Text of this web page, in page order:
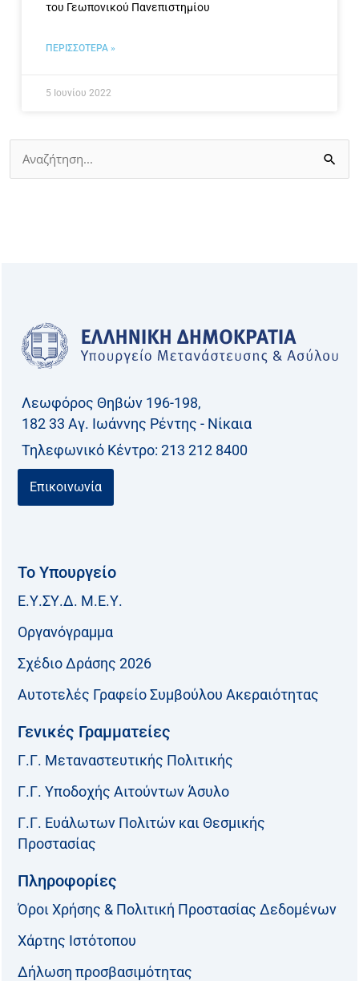
του Γεωπονικού Πανεπιστημίου
ΠΕΡΙΣΣΟΤΕΡΑ »
5 Ιουνίου 2022
Αναζήτηση
για:
Λεωφόρος Θηβών 196-198,
182 33 Aγ. Ιωάννης Ρέντης - Νίκαια
Τηλεφωνικό Kέντρο: 213 212 8400
Επικοινωνία
Το Υπουργείο
Ε.Υ.ΣΥ.Δ. Μ.Ε.Υ.
Οργανόγραμμα
Σχέδιο Δράσης 2026
Αυτοτελές Γραφείο Συμβούλου Ακεραιότητας
Γενικές Γραμματείες
Γ.Γ. Μεταναστευτικής Πολιτικής
Γ.Γ. Υποδοχής Αιτούντων Άσυλο
Γ.Γ. Ευάλωτων Πολιτών και Θεσμικής
Προστασίας
Πληροφορίες
Όροι Χρήσης & Πολιτική Προστασίας Δεδομένων
Χάρτης Ιστότοπου
Δήλωση προσβασιμότητας